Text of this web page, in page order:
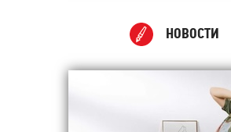
НОВОСТИ